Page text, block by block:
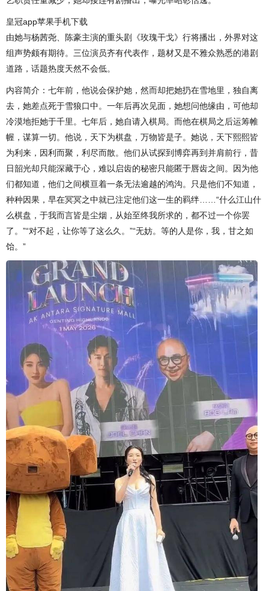
皇冠app苹果手机下载
由她与杨茜尧、陈豪主演的重头剧《玫瑰干戈》行将播出，外界对这
组声势颇有期待。三位演员齐有代表作，题材又是不雅众熟悉的港剧
道路，话题热度天然不会低。
内容简介：七年前，他说会保护她，然而却把她扔在雪地里，独自离
去，她差点死于雪狼口中。一年后再次见面，她想问他缘由，可他却
冷漠地拒她于千里。七年后，她自请入棋局。而他在棋局之后运筹帷
幄，谋算一切。他说，天下为棋盘，万物皆是子。她说，天下熙熙皆
为利来，因利而聚，利尽而散。他们从试探到博弈再到并肩前行，昔
日韶光却只能深藏于心，难以启齿的秘密只能匿于唇齿之间。因为他
们都知道，他们之间横亘着一条无法逾越的鸿沟。只是他们不知道，
种种因果，早在冥冥之中就已注定他们这一生的羁绊……“什么江山什
么棋盘，于我而言皆是尘烟，从始至终我所求的，都不过一个你罢
了。”“对不起，让你等了这么久。”“无妨。等的人是你，我，甘之如
饴。”